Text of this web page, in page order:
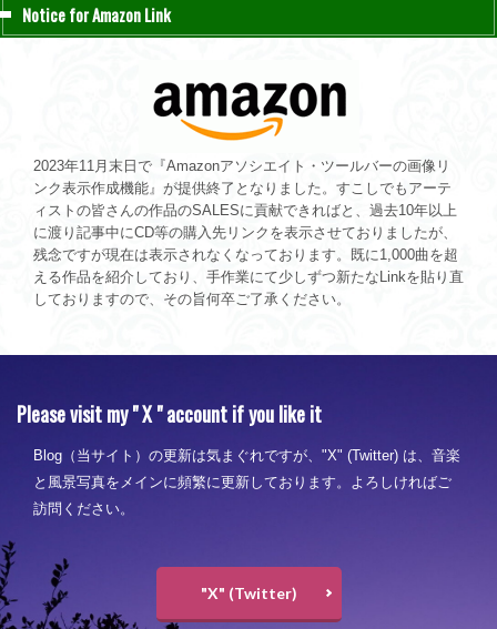
Notice for Amazon Link
2023年11月末日で『Amazonアソシエイト・ツールバーの画像リ
ンク表示作成機能』が提供終了となりました。すこしでもアーテ
ィストの皆さんの作品のSALESに貢献できればと、過去10年以上
に渡り記事中にCD等の購入先リンクを表示させておりましたが、
残念ですが現在は表示されなくなっております。既に1,000曲を超
える作品を紹介しており、手作業にて少しずつ新たなLinkを貼り直
しておりますので、その旨何卒ご了承ください。
Please visit my " X " account if you like it
Blog（当サイト）の更新は気まぐれですが、"X" (Twitter) は、音楽
と風景写真をメインに頻繁に更新しております。よろしければご
訪問ください。
"X" (Twitter)